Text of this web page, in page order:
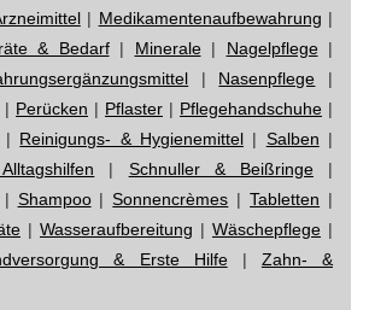
| Medikamentenaufbewahrung |
& Bedarf| Minerale| Nagelpflege|
| Nasenpflege |
| Perücken | Pflaster | Pflegehandschuhe |
Reinigungs- & Hygienemittel | Salben |
| Schnuller & Beißringe|
Shampoo|Sonnencrèmes |Tabletten |
| Wasseraufbereitung | Wäschepflege |
& Erste Hilfe| Zahn- &